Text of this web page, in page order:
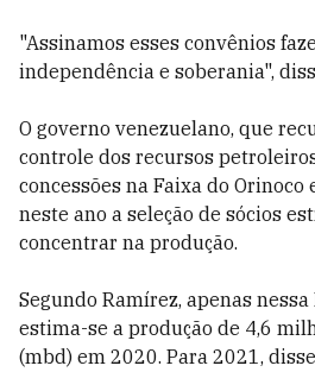
"Assinamos esses convênios
independência e soberania",
O governo venezuelano, que
controle dos recursos
concessões na Faixa do
neste ano a seleção de sócios
concentrar na produção.
Segundo Ramírez, apenas
estima-se a produção de 4,6
(mbd) em 2020. Para 2021,